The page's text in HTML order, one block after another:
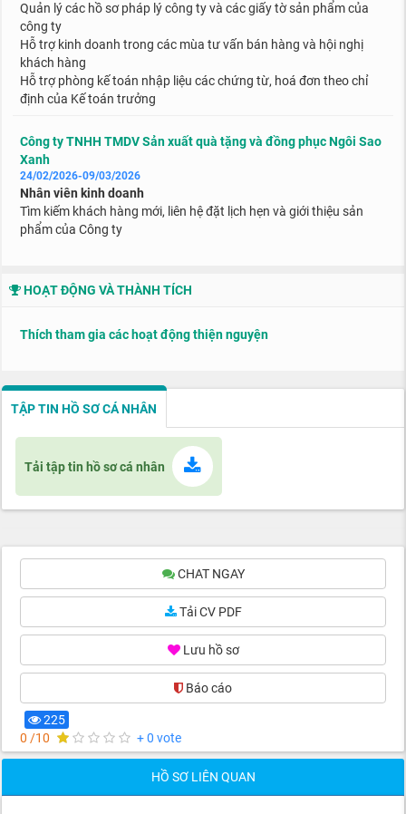
Quản lý các hồ sơ pháp lý công ty và các giấy tờ sản phẩm của
công ty
Hỗ trợ kinh doanh trong các mùa tư vấn bán hàng và hội nghị
khách hàng
Hỗ trợ phòng kế toán nhập liệu các chứng từ, hoá đơn theo chỉ
định của Kế toán trưởng
Công ty TNHH TMDV Sản xuất quà tặng và đồng phục Ngôi Sao
Xanh
24/02/2026-09/03/2026
Nhân viên kinh doanh
Tìm kiếm khách hàng mới, liên hệ đặt lịch hẹn và giới thiệu sản
phẩm của Công ty
HOẠT ĐỘNG VÀ THÀNH TÍCH
Thích tham gia các hoạt động thiện nguyện
TẬP TIN HỒ SƠ CÁ NHÂN
Tải tập tin hồ sơ cá nhân
CHAT NGAY
Tải CV PDF
Lưu hồ sơ
Báo cáo(0)
225
0 /10
+ 0 vote
HỒ SƠ LIÊN QUAN